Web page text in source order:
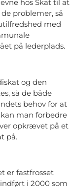
hos Skat til at
problemer, så
med
på lederplads.
og den
så de både
behov for at
man forbedre
opkrævet på et
på.
er fastfrosset
i 2000 som